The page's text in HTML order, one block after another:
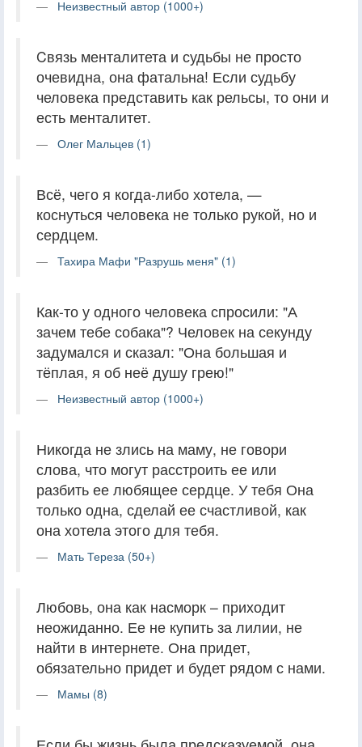
Неизвестный автор (1000+)
Cвязь менталитета и судьбы не просто
очевидна, она фатальна! Если судьбу
человека представить как рельсы, то они и
есть менталитет.
Олег Мальцев (1)
Всё, чего я когда-либо хотела, —
коснуться человека не только рукой, но и
сердцем.
Тахира Мафи "Разрушь меня" (1)
Как-то у одного человека спросили: "А
зачем тебе собака"? Человек на секунду
задумался и сказал: "Она большая и
тёплая, я об неё душу грею!"
Неизвестный автор (1000+)
Никогда не злись на маму, не говори
слова, что могут расстроить ее или
разбить ее любящее сердце. У тебя Она
только одна, сделай ее счастливой, как
она хотела этого для тебя.
Мать Тереза (50+)
Любовь, она как насморк – приходит
неожиданно. Ее не купить за лилии, не
найти в интернете. Она придет,
обязательно придет и будет рядом с нами.
Мамы (8)